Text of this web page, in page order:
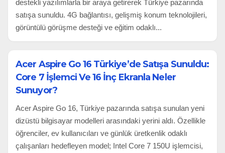
destekli yazılımlarla bir araya getirerek Türkiye pazarında
satışa sunuldu. 4G bağlantısı, gelişmiş konum teknolojileri,
görüntülü görüşme desteği ve eğitim odaklı...
Acer Aspire Go 16 Türkiye’de Satışa Sunuldu:
Core 7 İşlemci Ve 16 İnç Ekranla Neler
Sunuyor?
Acer Aspire Go 16, Türkiye pazarında satışa sunulan yeni
dizüstü bilgisayar modelleri arasındaki yerini aldı. Özellikle
öğrenciler, ev kullanıcıları ve günlük üretkenlik odaklı
çalışanları hedefleyen model; Intel Core 7 150U işlemcisi,